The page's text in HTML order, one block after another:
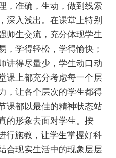
，准确，生动，做到线索
深入浅出。在课堂上特别
师生交流，充分体现学生
，学得轻松，学得愉快；
讲得尽量少，学生动口动
课上都充分考虑每一个层
，让各个层次的学生都得
课都以最佳的精神状态站
的形象去面对学生。按
行施教，让学生掌握好科
合现实生活中的现象层层